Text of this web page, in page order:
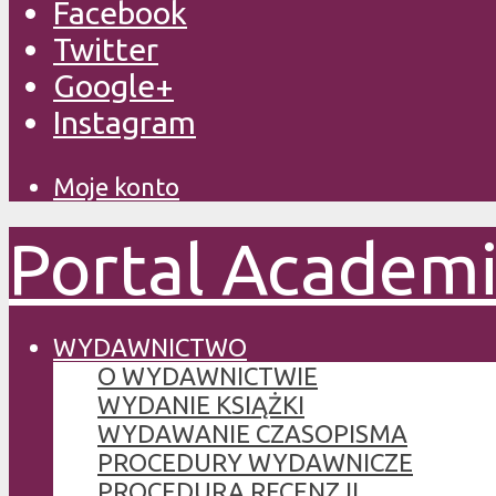
Facebook
Twitter
Google+
Instagram
Moje konto
Portal
WYDAWNICTWO
O WYDAWNICTWIE
WYDANIE KSIĄŻKI
WYDAWANIE CZASOPISMA
PROCEDURY WYDAWNICZE